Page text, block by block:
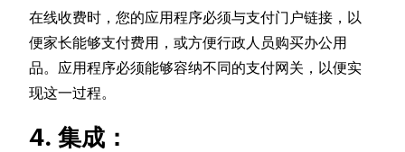
在线收费时，您的应用程序必须与支付门户链接，以
便家长能够支付费用，或方便行政人员购买办公用
品。应用程序必须能够容纳不同的支付网关，以便实
现这一过程。
4. 集成：